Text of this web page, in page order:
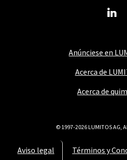
Anúnciese en
Acerca de
Acerca de
Aviso legal Términos y
© 1997-2026 LUMITOS AG,